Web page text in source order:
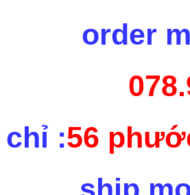
order
:56